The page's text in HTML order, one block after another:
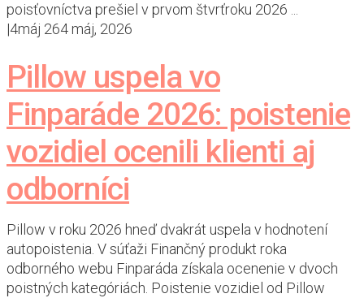
poisťovníctva prešiel v prvom štvrťroku 2026 ...
|4máj 264 máj, 2026
Pillow uspela vo
Finparáde 2026: poistenie
vozidiel ocenili klienti aj
odborníci
Pillow v roku 2026 hneď dvakrát uspela v hodnotení
autopoistenia. V súťaži Finančný produkt roka
odborného webu Finparáda získala ocenenie v dvoch
poistných kategóriách. Poistenie vozidiel od Pillow